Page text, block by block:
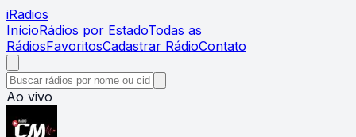
iRadios
InícioRádios por EstadoTodas as
RádiosFavoritosCadastrar RádioContato
Ao vivo